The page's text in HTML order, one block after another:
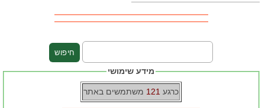
מידע שימושי
כרגע 121 משתמשים באתר